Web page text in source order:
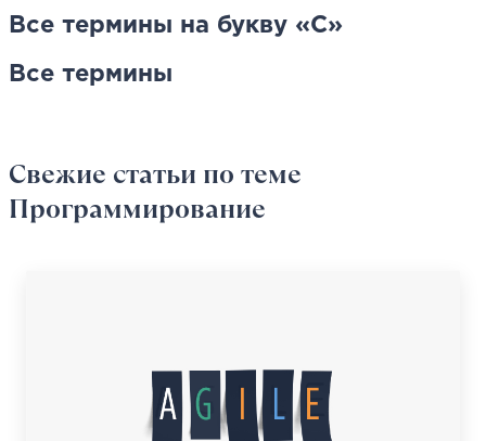
Все термины на букву «С»
Все термины
Свежие статьи по теме
Программирование